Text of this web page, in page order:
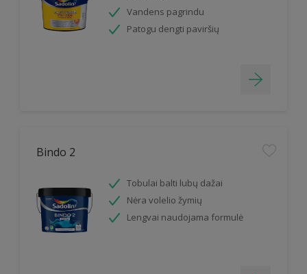
Vandens pagrindu
Patogu dengti paviršių
Bindo 2
Tobulai balti lubų dažai
Nėra volelio žymių
Lengvai naudojama formulė